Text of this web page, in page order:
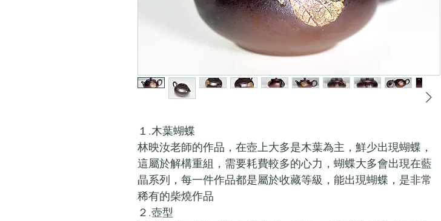
１.木葉蝴蝶
林映汝老師的作品，在壺上大多是木葉為主，鮮少出現蝴蝶，
這屬於解構重組，需要耗費較多的心力，蝴蝶大多會出現在藍
晶系列，每一件作品都是屬於收藏等級，能出現蝴蝶，是非常
稀有的柴燒作品
２.壺型